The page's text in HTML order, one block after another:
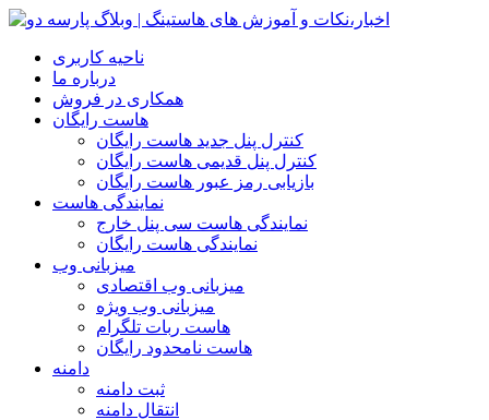
ناحیه کاربری
درباره ما
همکاری در فروش
هاست رایگان
کنترل پنل جدید هاست رایگان
کنترل پنل قدیمی هاست رایگان
بازیابی رمز عبور هاست رایگان
نمایندگی هاست
نمایندگی هاست سی پنل خارج
نمایندگی هاست رایگان
میزبانی وب
میزبانی وب اقتصادی
میزبانی وب ویژه
هاست ربات تلگرام
هاست نامحدود رایگان
دامنه
ثبت دامنه
انتقال دامنه